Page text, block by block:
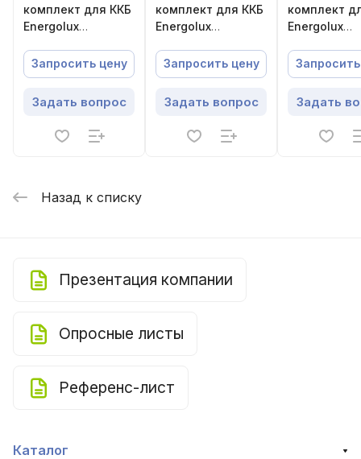
комплект для ККБ
Energolux
Запросить цену
Задать вопрос
комплект для ККБ
Energolux
Запросить цену
Задать вопрос
комплект
Energolux
Задать
Назад к списку
Презентация компании
Опросные листы
Референс-лист
Каталог